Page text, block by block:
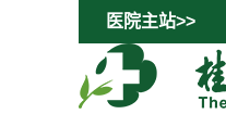
医院主站>>